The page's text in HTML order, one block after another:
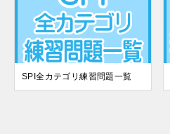
SPI全カテゴリ練習問題一覧